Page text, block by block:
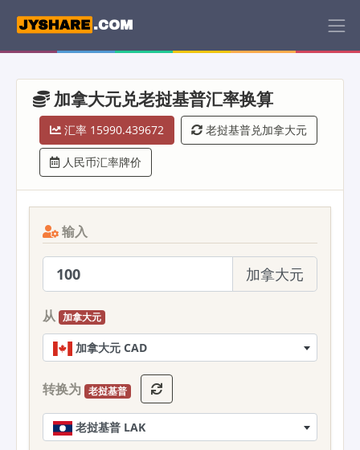
加拿大元兑老挝基普汇率换算
汇率 15990.439672 老挝基普兑加拿大元
人民币汇率牌价
输入
加拿大元
从 加拿大元
加拿大元 CAD
转换为 老挝基普
老挝基普 LAK